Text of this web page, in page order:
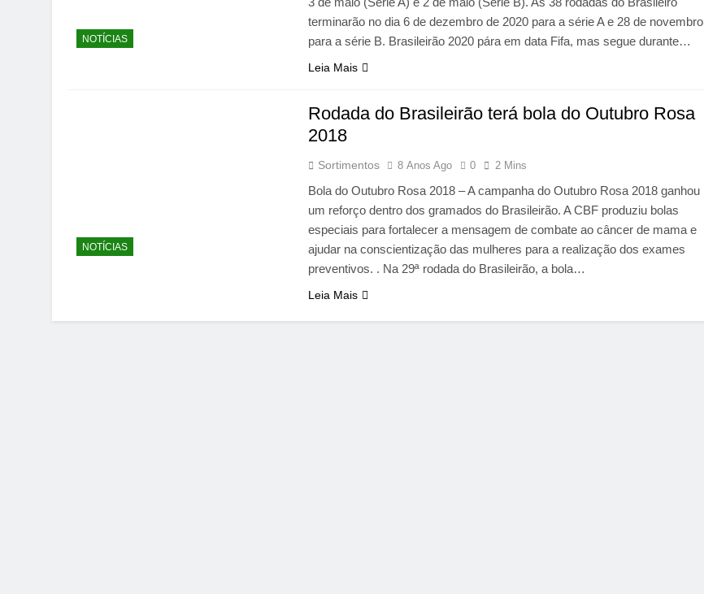
NOTÍCIAS
terminarão no dia 6 de dezembro de 2020 para a série A e 28 de novembro
para a série B. Brasileirão 2020 pára em data Fifa, mas segue durante…
Leia Mais
NOTÍCIAS
Rodada do Brasileirão terá bola do Outubro Rosa
2018
Sortimentos 8 Anos Ago 0 2 Mins
Bola do Outubro Rosa 2018 – A campanha do Outubro Rosa 2018 ganhou
um reforço dentro dos gramados do Brasileirão. A CBF produziu bolas
especiais para fortalecer a mensagem de combate ao câncer de mama e
ajudar na conscientização das mulheres para a realização dos exames
preventivos. . Na 29ª rodada do Brasileirão, a bola…
Leia Mais